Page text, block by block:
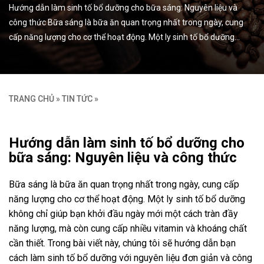
Hướng dẫn làm sinh tố bổ dưỡng cho bữa sáng: Nguyên liệu và
công thức Bữa sáng là bữa ăn quan trọng nhất trong ngày, cung
cấp năng lượng cho cơ thể hoạt động. Một ly sinh tố bổ dưỡng…
TRANG CHỦ » TIN TỨC »
Hướng dẫn làm sinh tố bổ dưỡng cho
bữa sáng: Nguyên liệu và công thức
Bữa sáng là bữa ăn quan trọng nhất trong ngày, cung cấp
năng lượng cho cơ thể hoạt động. Một ly sinh tố bổ dưỡng
không chỉ giúp bạn khởi đầu ngày mới một cách tràn đầy
năng lượng, mà còn cung cấp nhiều vitamin và khoáng chất
cần thiết. Trong bài viết này, chúng tôi sẽ hướng dẫn bạn
cách làm sinh tố bổ dưỡng với nguyên liệu đơn giản và công